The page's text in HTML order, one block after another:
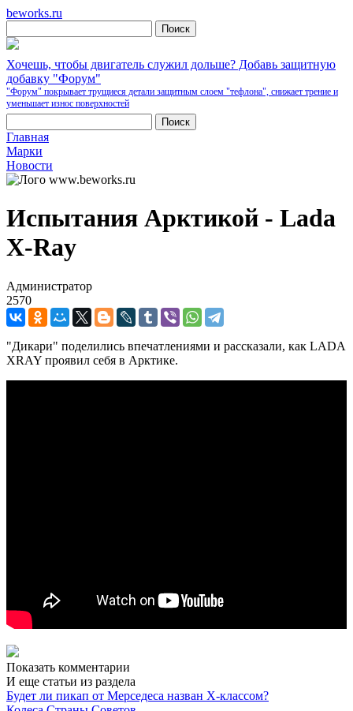
beworks.ru
Хочешь, чтобы двигатель служил дольше? Добавь защитную
добавку "Форум"
"Форум" покрывает трущиеся детали защитным слоем "тефлона", снижает трение и
уменьшает износ поверхностей
Главная
Марки
Новости
Испытания Арктикой - Lada
X-Ray
Администратор
2570
"Дикари" поделились впечатлениями и рассказали, как LADA
XRAY проявил себя в Арктике.
Показать комментарии
И еще статьи из раздела
Будет ли пикап от Мерседеса назван X-классом?